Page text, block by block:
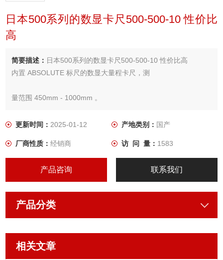
日本500系列的数显卡尺500-500-10 性价比
高
简要描述： 日本500系列的数显卡尺500-500-10 性价比高
内置 ABSOLUTE 标尺的数显大量程卡尺，测
量范围 450mm - 1000mm 。
• 允许阶差测量
更新时间：2025-01-12 产地类别： 国产
厂商性质：经销商 访 问 量： 1583
产品咨询 联系我们
产品分类
相关文章